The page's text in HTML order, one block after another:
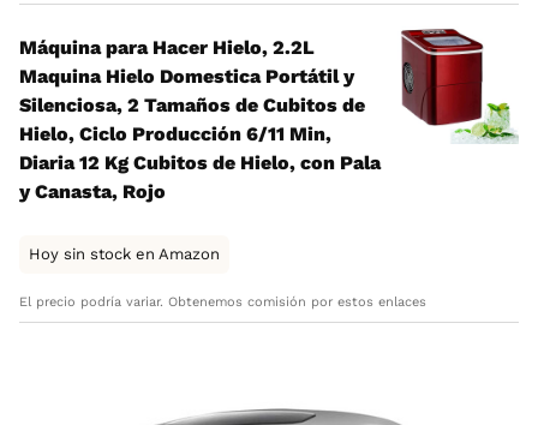
Máquina para Hacer Hielo, 2.2L
Maquina Hielo Domestica Portátil y
Silenciosa, 2 Tamaños de Cubitos de
Hielo, Ciclo Producción 6/11 Min,
Diaria 12 Kg Cubitos de Hielo, con Pala
y Canasta, Rojo
Hoy sin stock en Amazon
El precio podría variar. Obtenemos comisión por estos enlaces